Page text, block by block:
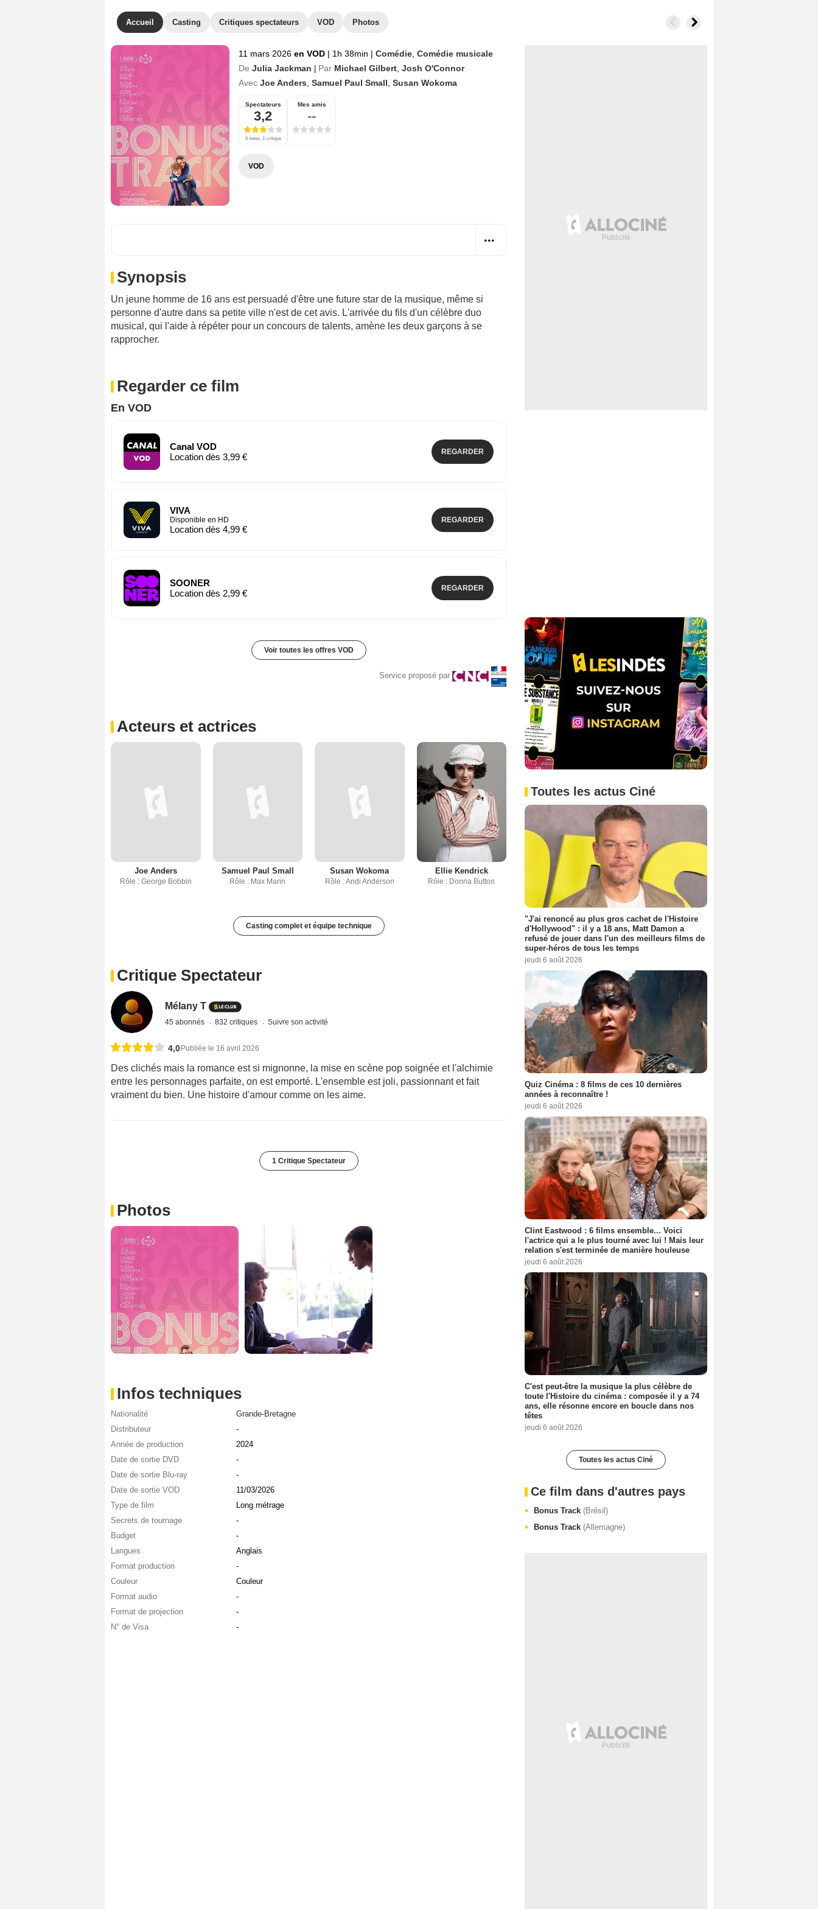
Accueil Casting Critiques spectateurs VOD Photos
11 mars 2026 en VOD | 1h 38min | Comédie Comédie musicale
De Julia Jackman Par Michael Gilbert Josh O'Connor
Avec Joe Anders Samuel Paul Small Susan Wokoma
Spectateurs
3,2
6 notes, 1 critique
Mes amis
--
VOD
Synopsis
Un jeune homme de 16 ans est persuadé d'être une future star de la musique, même si
personne d'autre dans sa petite ville n'est de cet avis. L'arrivée du fils d'un célèbre duo
musical, qui l'aide à répéter pour un concours de talents, amène les deux garçons à se
rapprocher.
Regarder ce film
En VOD
Canal VOD
Location dès 3,99 €
REGARDER
VIVA
Disponible en HD
Location dès 4,99 €
REGARDER
SOONER
Location dès 2,99 €
REGARDER
Voir toutes les offres VOD
Service proposé par
Acteurs et actrices
Joe Anders
Rôle : George Bobbin
Samuel Paul Small
Rôle : Max Marin
Susan Wokoma
Rôle : Andi Anderson
Ellie Kendrick
Rôle : Donna Button
Casting complet et équipe technique
Critique Spectateur
Mélany T
45 abonnés 832 critiques Suivre son activité
4,0Publiée le 16 avril 2026
Des clichés mais la romance est si mignonne, la mise en scène pop soignée et l'alchimie
entre les personnages parfaite, on est emporté. L'ensemble est joli, passionnant et fait
vraiment du bien. Une histoire d'amour comme on les aime.
1 Critique Spectateur
Photos
Infos techniques
Nationalité
Grande-Bretagne
Distributeur
-
Année de production
2024
Date de sortie DVD
-
Date de sortie Blu-ray
-
Date de sortie VOD
11/03/2026
Type de film
Long métrage
Secrets de tournage
-
Budget
-
Langues
Anglais
Format production
-
Couleur
Couleur
Format audio
-
Format de projection
-
N° de Visa
-
Toutes les actus Ciné
"J'ai renoncé au plus gros cachet de l'Histoire
d'Hollywood" : il y a 18 ans, Matt Damon a
refusé de jouer dans l'un des meilleurs films de
super-héros de tous les temps
jeudi 6 août 2026
Quiz Cinéma : 8 films de ces 10 dernières
années à reconnaître !
jeudi 6 août 2026
Clint Eastwood : 6 films ensemble... Voici
l'actrice qui a le plus tourné avec lui ! Mais leur
relation s'est terminée de manière houleuse
jeudi 6 août 2026
C'est peut-être la musique la plus célèbre de
toute l'Histoire du cinéma : composée il y a 74
ans, elle résonne encore en boucle dans nos
têtes
jeudi 6 août 2026
Toutes les actus Ciné
Ce film dans d'autres pays
Bonus Track (Brésil)
Bonus Track (Allemagne)